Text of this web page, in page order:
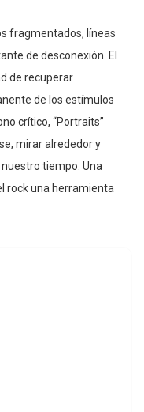
fragmentados, líneas
de desconexión. El
de recuperar
de los estímulos
crítico, “Portraits”
mirar alrededor y
tiempo. Una
rock una herramienta